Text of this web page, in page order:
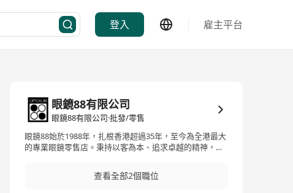
登入 雇主平台
眼鏡88有限公司
眼鏡88有限公司·批發/零售
眼鏡88始於1988年，扎根香港超過35年，至今為全港最大
的專業眼鏡零售店。秉持以客為本、追求卓越的精神，我
悉的專業眼鏡零售業務，我們亦開展了視覺及聽覺護理業
務，提供適合男女老少的檢查，如全面眼睛檢查、兒童近
查看全部2個職位